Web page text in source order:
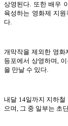
상영된다. 또한 배우
육성하는 영화제 지원
다.
개막작을 제외한 영화
등포에서 상영하며,
을 만날 수 있다.
내달 14일까지 지하철
으며, 그 중 일부는 초